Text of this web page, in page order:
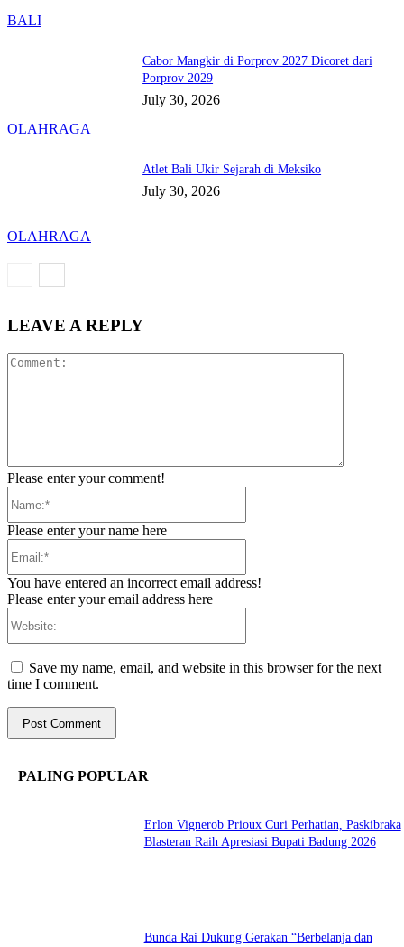
BALI
OLAHRAGA
Cabor Mangkir di Porprov 2027 Dicoret dari
Porprov 2029
July 30, 2026
OLAHRAGA
Atlet Bali Ukir Sejarah di Meksiko
July 30, 2026
LEAVE A REPLY
Please enter your comment!
Please enter your name here
You have entered an incorrect email address!
Please enter your email address here
Save my name, email, and website in this browser for the next
time I comment.
PALING POPULAR
Erlon Vignerob Prioux Curi Perhatian, Paskibraka
Blasteran Raih Apresiasi Bupati Badung 2026
Bunda Rai Dukung Gerakan “Berbelanja dan